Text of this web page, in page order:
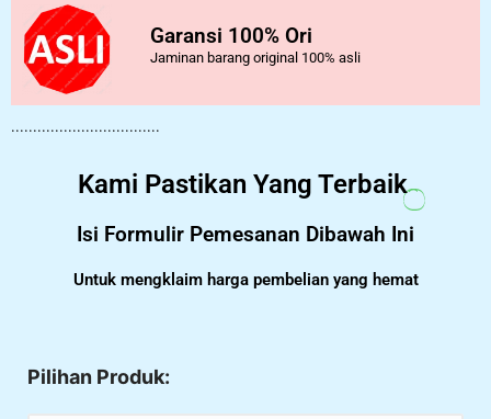
Garansi 100% Ori
Jaminan barang original 100% asli
..................................
Kami Pastikan Yang Terbaik
Isi Formulir Pemesanan Dibawah Ini
Untuk mengklaim harga pembelian yang hemat
Pilihan Produk: